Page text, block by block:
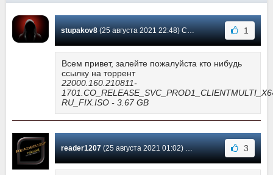
stupakov8(25 августа 2021 22:48) Сообщение #459 1
Всем привет, залейте пожалуйста кто нибудь
ссылку на торрент
22000.160.210811-
RU_FIX.ISO - 3.67 GB
reader1207(25 августа 2021 01:02) Сообщение #458 3